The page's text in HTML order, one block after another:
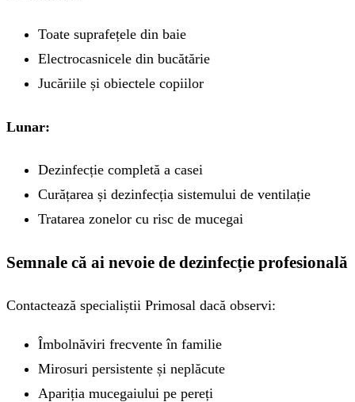
Toate suprafețele din baie
Electrocasnicele din bucătărie
Jucăriile și obiectele copiilor
Lunar:
Dezinfecție completă a casei
Curățarea și dezinfecția sistemului de ventilație
Tratarea zonelor cu risc de mucegai
Semnale că ai nevoie de dezinfecție profesională
Contactează specialiștii Primosal dacă observi:
Îmbolnăviri frecvente în familie
Mirosuri persistente și neplăcute
Apariția mucegaiului pe pereți